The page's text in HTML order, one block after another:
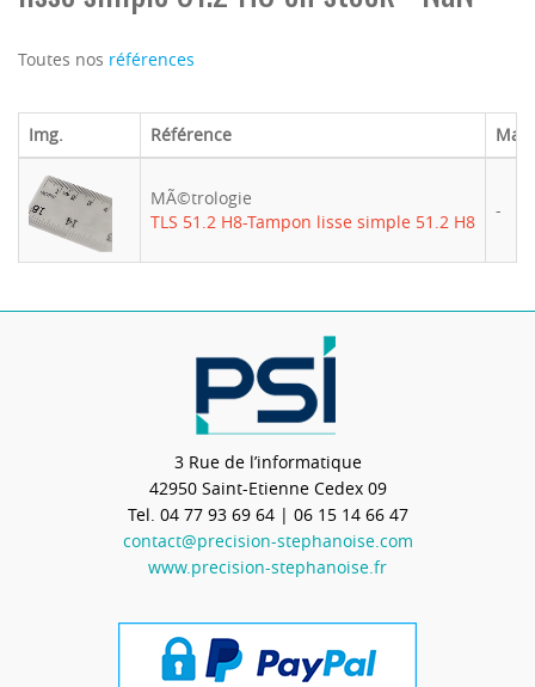
Toutes nos références
Img. Référence
MÃ©trologie
TLS 51.2 H8-Tampon lisse simple 51.2 H8
-
3 Rue de l’informatique
42950 Saint-Etienne Cedex 09
Tel. 04 77 93 69 64| 06 15 14 66 47
contact@precision-stephanoise.com
www.precision-stephanoise.fr